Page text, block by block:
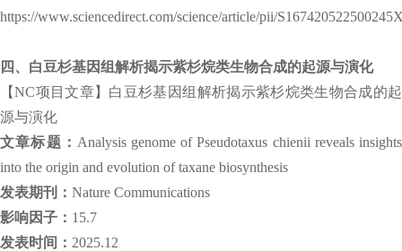
https://www.sciencedirect.com/science/article/pii/
四、白豆杉基因组解析揭示紫杉烷类生物合成的起源与演化
【NC项目文章】白豆杉基因组解析揭示紫杉烷类生物合成的起
源与演化
文章标题： Analysis genome of Pseudotaxus chienii reveals insights
into the origin and evolution of taxane biosynthesis
发表期刊： Nature Communications
影响因子： 15.7
发表时间： 2025.12